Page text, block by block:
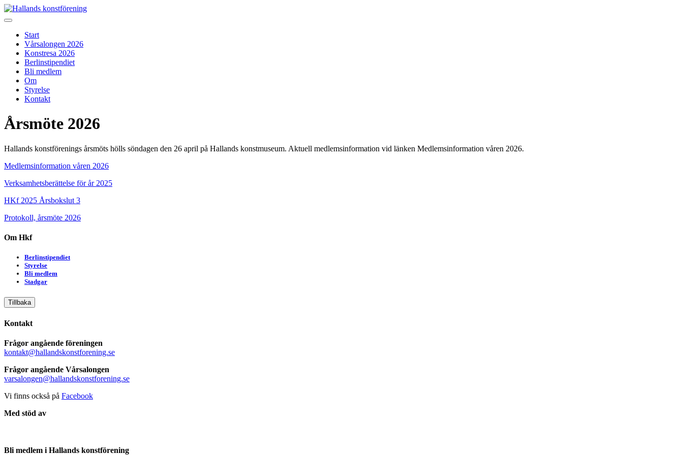
Skip
to
Start
Vårsalongen 2026
Konstresa 2026
Berlinstipendiet
Bli medlem
Om
Styrelse
Kontakt
Årsmöte 2026
Hallands konstförenings årsmöts hölls söndagen den 26 april på Hallands konstmuseum. Aktuell medlemsinformation vid länken Medlemsinformation våren 2026.
Medlemsinformation våren 2026
Verksamhetsberättelse för år 2025
HKf 2025 Årsbokslut 3
Protokoll, årsmöte 2026
Om Hkf
Berlinstipendiet
Styrelse
Bli medlem
Stadgar
Tillbaka
Kontakt
Frågor angående föreningen
kontakt@hallandskonstforening.se
Frågor angående Vårsalongen
varsalongen@hallandskonstforening.se
Vi finns också på Facebook
Med stöd av
Bli medlem i Hallands konstförening